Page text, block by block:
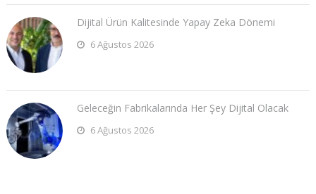
Dijital Ürün Kalitesinde Yapay Zeka Dönemi
6 Ağustos 2026
Geleceğin Fabrikalarında Her Şey Dijital Olacak
6 Ağustos 2026